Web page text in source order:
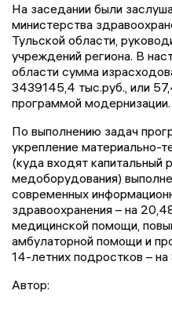
На заседании были
министерства
Тульской области,
учреждений региона. В
области сумма
3439145,4 тыс.руб., или
программой модернизации.
По выполнению задач
укрепление материально-
(куда входят капитальный
медоборудования)
современных
здравоохранения – на
медицинской помощи,
амбулаторной помощи и
14-летних подростков – на
Автор: